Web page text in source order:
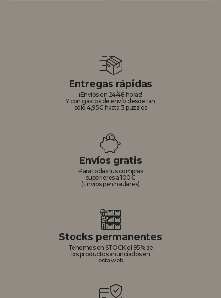
Entregas rápidas
¡Envíos en 24/48 horas!
Y con gastos de envío desde tan
sólo 4,95€ hasta 3 puzzles
Envíos gratis
Para todas tus compras
superiores a 100€
(Envíos peninsulares)
Stocks permanentes
Tenemos en STOCK el 95% de
los productos anunciados en
esta web